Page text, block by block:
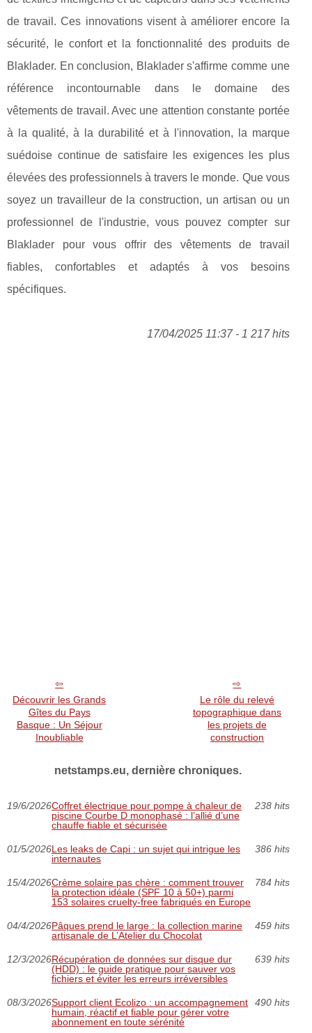
de travail. Ces innovations visent à améliorer encore la
sécurité, le confort et la fonctionnalité des produits de
Blaklader. En conclusion, Blaklader s'affirme comme une
référence incontournable dans le domaine des
vêtements de travail. Avec une attention constante portée
à la qualité, à la durabilité et à l'innovation, la marque
suédoise continue de satisfaire les exigences les plus
élevées des professionnels à travers le monde. Que vous
soyez un travailleur de la construction, un artisan ou un
professionnel de l'industrie, vous pouvez compter sur
Blaklader pour vous offrir des vêtements de travail
fiables, confortables et adaptés à vos besoins
spécifiques.
17/04/2025 11:37 - 1 217 hits
Découvrir les Grands
Gîtes du Pays
Basque : Un Séjour
Inoubliable
Le rôle du relevé
topographique dans
les projets de
construction
netstamps.eu, dernière chroniques.
19/6/2026Coffret électrique pour pompe à chaleur de
piscine Courbe D monophasé : l’allié d’une
chauffe fiable et sécurisée
238 hits
01/5/2026Les leaks de Capi : un sujet qui intrigue les
internautes
386 hits
15/4/2026Crème solaire pas chère : comment trouver
la protection idéale (SPF 10 à 50+) parmi
153 solaires cruelty‑free fabriqués en Europe
784 hits
04/4/2026Pâques prend le large : la collection marine
artisanale de L’Atelier du Chocolat
459 hits
12/3/2026Récupération de données sur disque dur
(HDD) : le guide pratique pour sauver vos
fichiers et éviter les erreurs irréversibles
639 hits
08/3/2026Support client Ecolizo : un accompagnement
humain, réactif et fiable pour gérer votre
abonnement en toute sérénité
490 hits